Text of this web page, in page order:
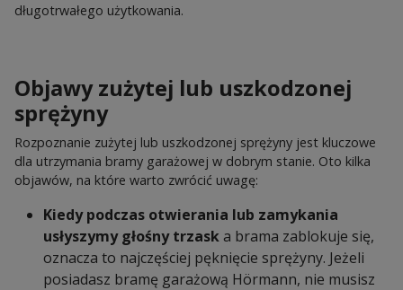
długotrwałego użytkowania.
Objawy zużytej lub uszkodzonej
sprężyny
Rozpoznanie zużytej lub uszkodzonej sprężyny jest kluczowe
dla utrzymania bramy garażowej w dobrym stanie. Oto kilka
objawów, na które warto zwrócić uwagę:
Kiedy podczas otwierania lub zamykania
usłyszymy głośny trzaska brama zablokuje się,
oznacza to najczęściej pęknięcie sprężyny. Jeżeli
posiadasz bramę garażową Hörmann, nie musisz